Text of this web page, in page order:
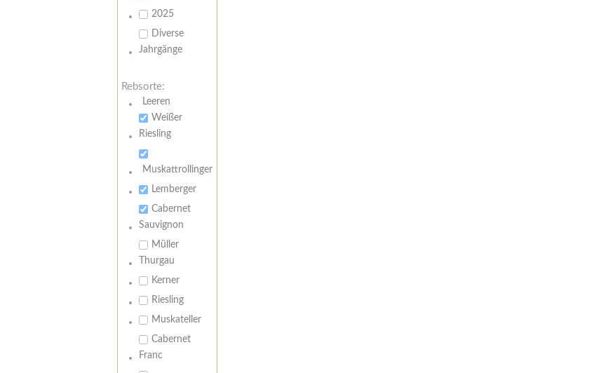
2025
Diverse
Jahrgänge
Rebsorte:
Leeren
Weißer
Riesling
Muskattrollinger
Lemberger
Cabernet
Sauvignon
Müller
Thurgau
Kerner
Riesling
Muskateller
Cabernet
Franc